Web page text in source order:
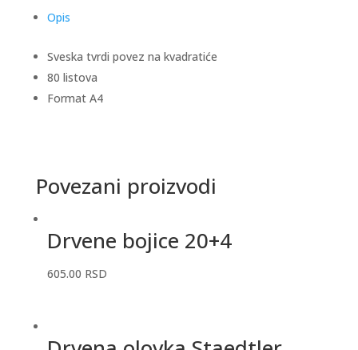
Opis
Sveska tvrdi povez na kvadratiće
80 listova
Format A4
Povezani proizvodi
Drvene bojice 20+4
605.00 RSD